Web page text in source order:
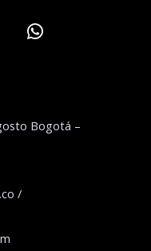
Whatsapp
Bogotá –
/